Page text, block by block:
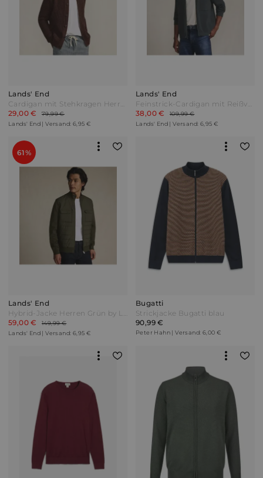
Lands' End
Cardigan mit Stehkragen Herren Braun by Lands' End
29,00 €
79,99 €
Lands' End | Versand: 6,95 €
Lands' End
Feinstrick-Cardigan mit Reißverschluss Herren Grau by Lands' End
38,00 €
109,99 €
Lands' End | Versand: 6,95 €
61%
Lands' End
Hybrid-Jacke Herren Grün by Lands' End
59,00 €
149,99 €
Lands' End | Versand: 6,95 €
Bugatti
Strickjacke Bugatti blau
90,99 €
Peter Hahn | Versand: 6,00 €